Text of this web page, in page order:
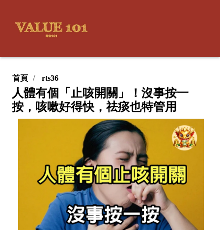
首頁 rts36
人體有個「止咳開關」！沒事按一
按，咳嗽好得快，祛痰也特管用